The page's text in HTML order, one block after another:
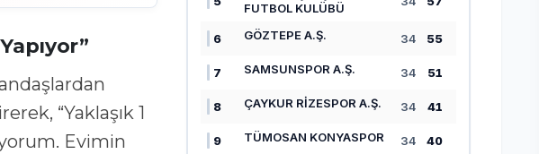
“Yaklaşık 1
Evimin
FUTBOL KULÜBÜ
6 GÖZTEPE A.Ş. 34 55
7 SAMSUNSPOR A.Ş. 34 51
8 ÇAYKUR RİZESPOR A.Ş. 34 41
9 TÜMOSAN KONYASPOR 34 40